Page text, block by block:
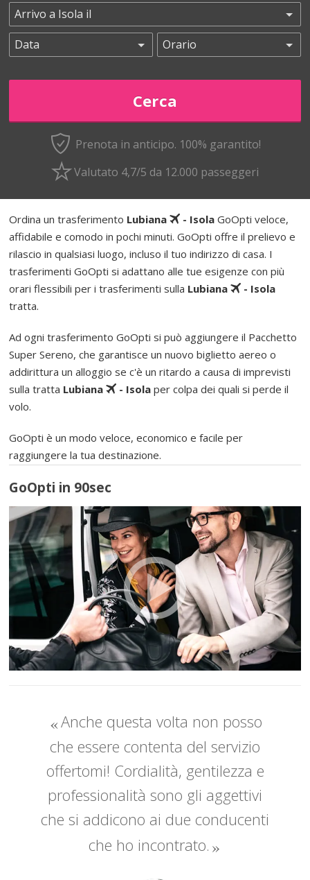
Prenota in anticipo. 100% garantito!
Valutato 4,7/5 da 12.000 passeggeri
Ordina un trasferimento Lubiana - Isola GoOpti veloce,
affidabile e comodo in pochi minuti. GoOpti offre il prelievo e
rilascio in qualsiasi luogo, incluso il tuo indirizzo di casa. I
trasferimenti GoOpti si adattano alle tue esigenze con più
orari flessibili per i trasferimenti sulla Lubiana
- Isola
tratta.
Ad ogni trasferimento GoOpti si può aggiungere il Pacchetto
Super Sereno, che garantisce un nuovo biglietto aereo o
addirittura un alloggio se c'è un ritardo a causa di imprevisti
sulla tratta Lubiana - Isola per colpa dei quali si perde il
volo.
GoOpti è un modo veloce, economico e facile per
raggiungere la tua destinazione.
GoOpti in 90sec
Anche questa volta non posso
che essere contenta del servizio
offertomi! Cordialità, gentilezza e
professionalità sono gli aggettivi
che si addicono ai due conducenti
che ho incontrato.